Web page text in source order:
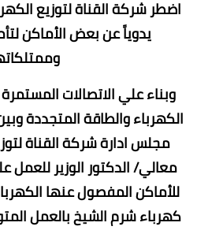
اضطر شركة القناة لتوزيع
يدوياً عن بعض الأماكن
وبناء علي الاتصالات
الكهرباء والطاقة المتجددة
مجلس ادارة شركة القناة
معالي/ الدكتور الوزير
للأماكن المفصول عنها
كهرباء شرم الشيخ بالعمل